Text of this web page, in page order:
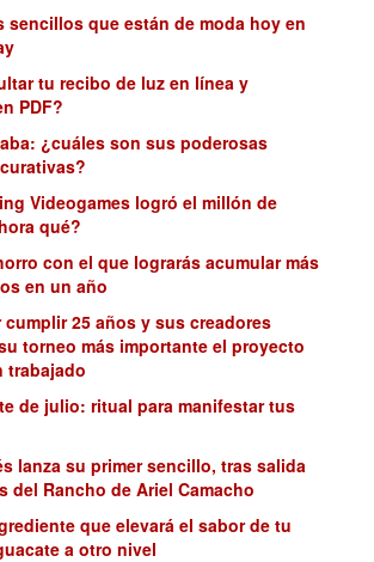
sencillos que están de moda hoy en
tu recibo de luz en línea y
PDF?
¿cuáles son sus poderosas
Videogames logró el millón de
qué?
con el que lograrás acumular más
en un año
cumplir 25 años y sus creadores
torneo más importante el proyecto
trabajado
de julio: ritual para manifestar tus
lanza su primer sencillo, tras salida
del Rancho de Ariel Camacho
que elevará el sabor de tu
a otro nivel